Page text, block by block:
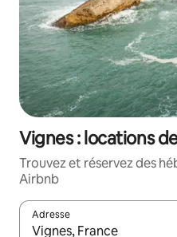
Vignes : locations
Trouvez et réservez des
Airbnb
Adresse
Lorsque les résultats